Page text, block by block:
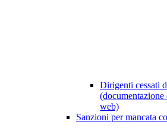
Dirigenti cessati
web)
Sanzioni per mancata